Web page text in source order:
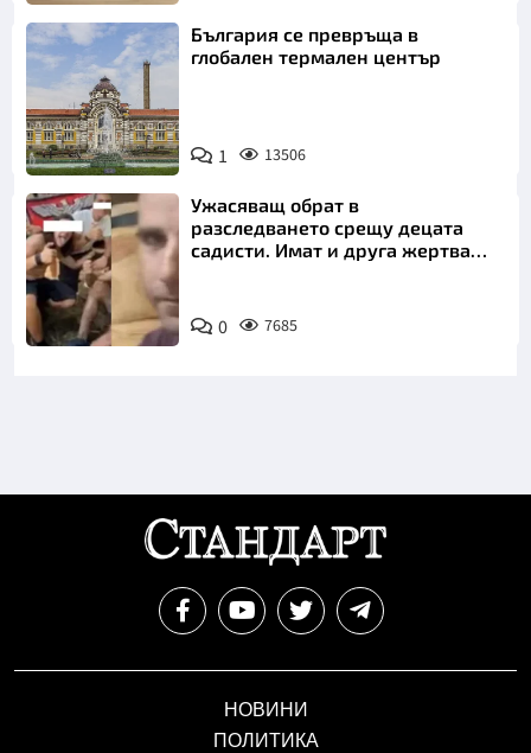
България се превръща в
глобален термален център
1 13506
Ужасяващ обрат в
разследването срещу децата
садисти. Имат и друга жертва
0 7685
НОВИНИ
ПОЛИТИКА